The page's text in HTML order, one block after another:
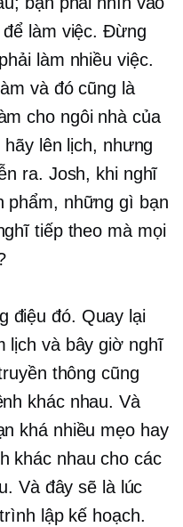
để làm việc. Đừng
làm nhiều việc.
và đó cũng là
cho ngôi nhà của
lên lịch, nhưng
ra. Josh, khi nghĩ
phẩm, những gì bạn
tiếp theo mà mọi
điệu đó. Quay lại
lịch và bây giờ nghĩ
thông cũng
khác nhau. Và
khá nhiều mẹo hay
khác nhau cho các
Và đây sẽ là lúc
lập kế hoạch.